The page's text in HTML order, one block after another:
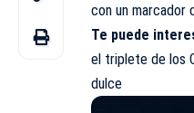
con un marcador
Te puede
el triplete de los
dulce